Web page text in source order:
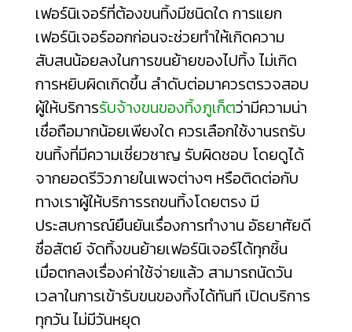
เฟอร์นิเจอร์ที่ต้องขนทิ้งมีชนิดใด การแยก
เฟอร์นิเจอร์ออกก่อนจะช่วยทำให้เกิดความ
สับสนน้อยลงในการขนย้ายของไปทิ้ง ไม่เกิด
การหยิบผิดเกิดขึ้น ลำดับต่อมาควรตรวจสอบ
ผู้ให้บริการรับจ้างขนของทิ้งภูเก็ตว่ามีความน่า
เชื่อถือมากน้อยเพียงใด ควรเลือกใช้งานรถรับ
ขนทิ้งที่มีความเชี่ยวชาญ รับผิดชอบ โดยดูได้
จากยอดรีวิวภายในเพจต่างๆ หรือติดต่อกับ
ทางเราผู้ให้บริการรถขนทิ้งโดยตรง มี
ประสบการณ์ยืนยันเรื่องการทำงาน อัธยาศัยดี
ซื่อสัตย์ จัดทิ้งขนย้ายเฟอร์นิเจอร์ได้ทุกชิ้น
เมื่อตกลงเรื่องค่าใช้จ่ายแล้ว สามารถนัดวัน
เวลาในการเข้ารับขนของทิ้งได้ทันที เปิดบริการ
ทุกวัน ไม่มีวันหยุด